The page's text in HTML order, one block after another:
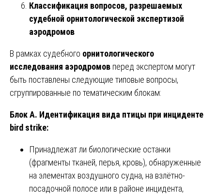
Классификация вопросов, разрешаемых
судебной орнитологической экспертизой
аэродромов
В рамках судебного орнитологического
исследования аэродромов перед экспертом могут
быть поставлены следующие типовые вопросы,
сгруппированные по тематическим блокам:
Блок А. Идентификация вида птицы при инциденте
bird strike:
Принадлежат ли биологические останки
(фрагменты тканей, перья, кровь), обнаруженные
на элементах воздушного судна, на взлётно-
посадочной полосе или в районе инцидента,